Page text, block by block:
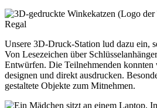
Unsere 3D-Druck-Station lud dazu ein,
Von Lesezeichen über
Entwürfen. Die Teilnehmenden
designen und direkt ausdrucken.
gestaltete Objekte zum Mitnehmen.